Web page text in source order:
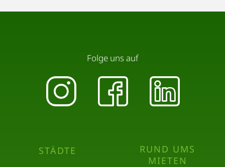
STÄDTE
RUND UMS
MIETEN
Folge uns auf